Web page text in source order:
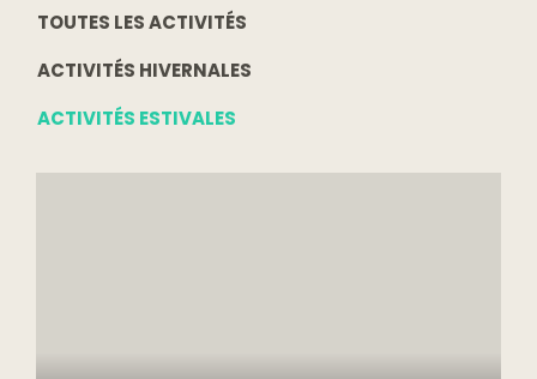
TOUTES LES ACTIVITÉS
ACTIVITÉS HIVERNALES
ACTIVITÉS ESTIVALES